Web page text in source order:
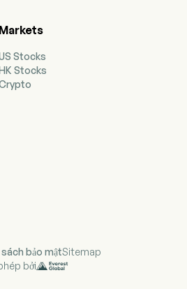
Markets
Stocks
Stocks
bảo mậtSitemap
bởi